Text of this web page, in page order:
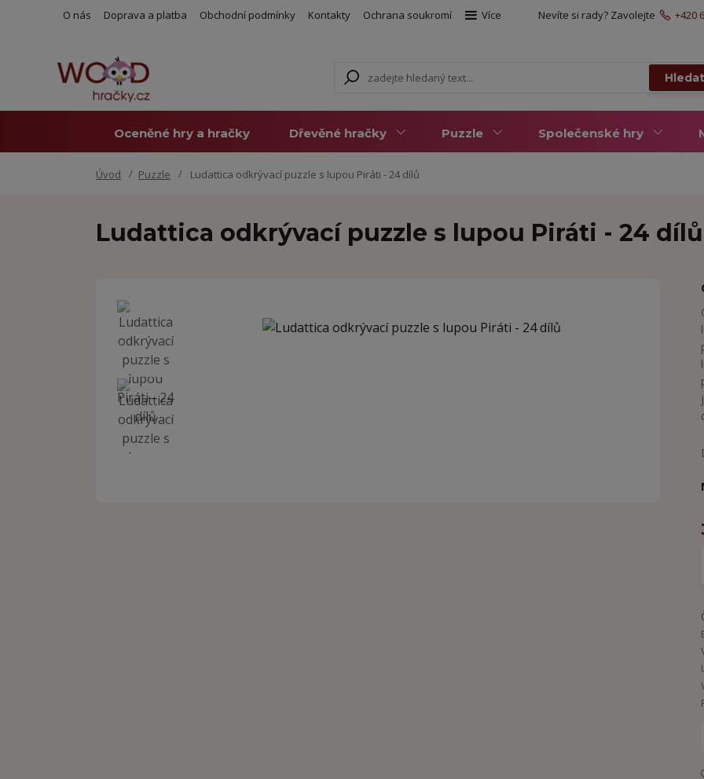
O nás Doprava a platba Obchodní podmínky Kontakty Ochrana soukromí Více
Hledat
Nevíte si rady? Zavolejte +420
Oceněné hry a hračky Dřevěné hračky Puzzle Společenské hry
Úvod Puzzle Ludattica odkrývací puzzle s lupou Piráti - 24 dílů
Ludattica odkrývací puzzle s lupou Piráti - 24 dílů